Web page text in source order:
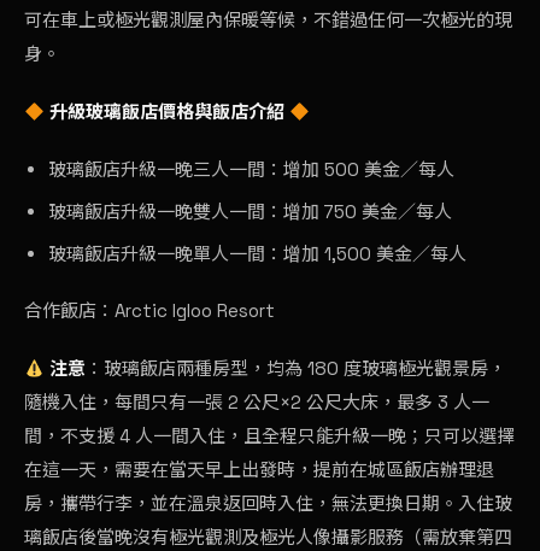
可在車上或極光觀測屋內保暖等候，不錯過任何一次極光的現
身。
升級玻璃飯店價格與飯店介紹
玻璃飯店升級一晚三人一間：增加 500 美金／每人
玻璃飯店升級一晚雙人一間：增加 750 美金／每人
玻璃飯店升級一晚單人一間：增加 1,500 美金／每人
合作飯店： Arctic Igloo Resort
注意 ：玻璃飯店兩種房型，均為 180 度玻璃極光觀景房，
隨機入住，每間只有一張 2 公尺×2 公尺大床，最多 3 人一
間，不支援 4 人一間入住，且全程只能升級一晚；只可以選擇
在這一天，需要在當天早上出發時，提前在城區飯店辦理退
房，攜帶行李，並在溫泉返回時入住，無法更換日期。入住玻
璃飯店後當晚沒有極光觀測及極光人像攝影服務（需放棄第四